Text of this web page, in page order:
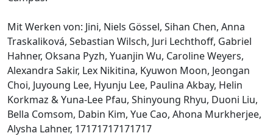
Mit Werken von: Jini, Niels Gössel, Sihan Chen, Anna
Traskaliková, Sebastian Wilsch, Juri Lechthoff, Gabriel
Hahner, Oksana Pyzh, Yuanjin Wu, Caroline Weyers,
Alexandra Sakir, Lex Nikitina, Kyuwon Moon, Jeongan
Choi, Juyoung Lee, Hyunju Lee, Paulina Akbay, Helin
Korkmaz & Yuna-Lee Pfau, Shinyoung Rhyu, Duoni Liu,
Bella Comsom, Dabin Kim, Yue Cao, Ahona Murkherjee,
Alysha Lahner, 17171717171717